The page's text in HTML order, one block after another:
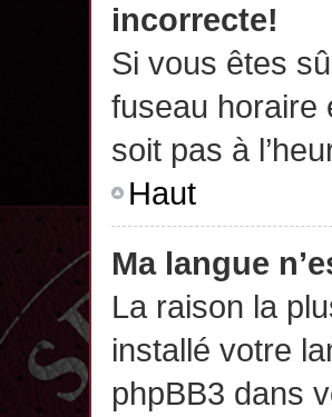
incorrecte!
Si vous êtes
fuseau horaire
soit pas à
Haut
Ma langue
La raison la
installé votre
phpBB3 dans